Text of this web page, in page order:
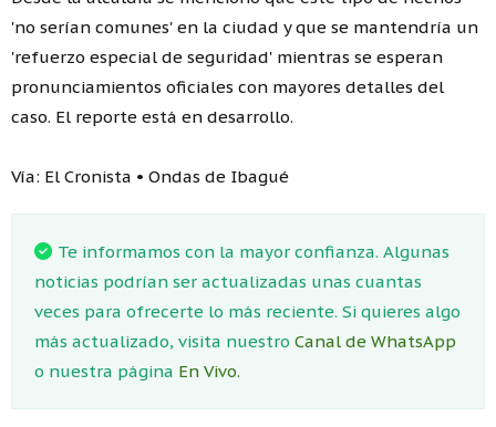
'no serían comunes' en la ciudad y que se mantendría un
'refuerzo especial de seguridad' mientras se esperan
pronunciamientos oficiales con mayores detalles del
caso. El reporte está en desarrollo.
Vía: El Cronista • Ondas de Ibagué
Te informamos con la mayor confianza. Algunas
noticias podrían ser actualizadas unas cuantas
veces para ofrecerte lo más reciente. Si quieres algo
más actualizado, visita nuestro Canal de WhatsApp
o nuestra página En Vivo.